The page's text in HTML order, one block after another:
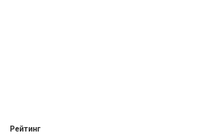
Рейтинг